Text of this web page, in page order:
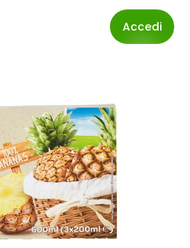
Accedi